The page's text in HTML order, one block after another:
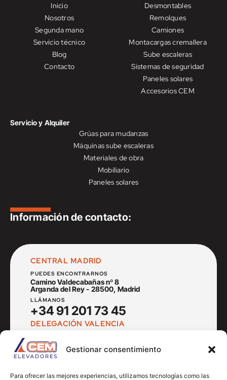
Gestionar consentimiento
Para ofrecer las mejores experiencias, utilizamos tecnologías como las
Inicio
Nosotros
Segunda mano
Servicio técnico
Blog
Contacto
Desmontables
Remolques
Camiones
Montacargas cremallera
Sube escaleras
Sistemas de seguridad
Paneles solares
Accesorios CEM
Servicio y Alquiler
Grúas para mudanzas
Máquinas sube escaleras
Materiales de obra
Mobiliario
Paneles solares
Información de contacto:
CENTRAL MADRID
PUEDES ENCONTRARNOS
Camino Valdecabañas nº 8
Arganda del Rey - 28500, Madrid
LLÁMANOS
+34 91 201 73 45
DELEGACIÓN VALENCIA
Av. del Cid nº 14
Museros - 46136, Valencia
+34 666 905 119